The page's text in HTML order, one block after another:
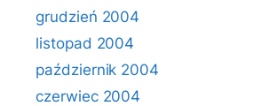
grudzień 2004
listopad 2004
październik 2004
czerwiec 2004